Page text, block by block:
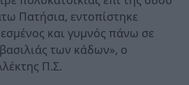
Πατήσια, εντοπίστηκε
και γυμνός πάνω σε
των κάδων», ο
Π.Σ.